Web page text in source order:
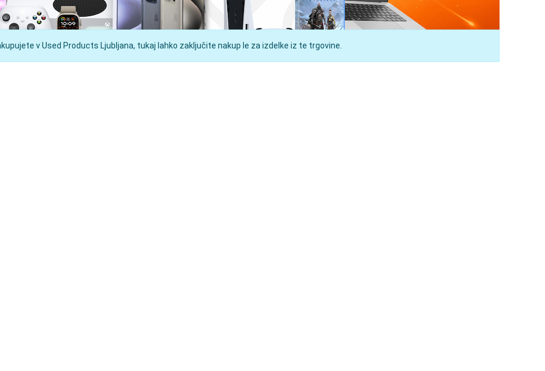
v Used Products Ljubljana, tukaj lahko zaključite nakup le za izdelke iz te trgovine.